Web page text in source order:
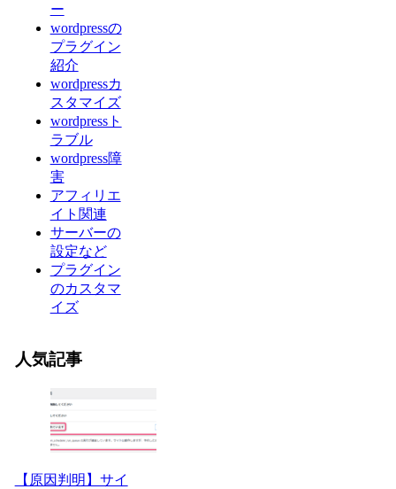
ー
wordpressの
プラグイン
紹介
wordpressカ
スタマイズ
wordpressト
ラブル
wordpress障
害
アフィリエ
イト関連
サーバーの
設定など
プラグイン
のカスタマ
イズ
人気記事
【原因判明】サイ